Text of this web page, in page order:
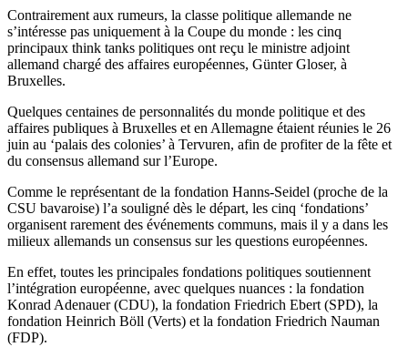
Contrairement aux rumeurs, la classe politique allemande ne
s’intéresse pas uniquement à la Coupe du monde : les cinq
principaux think tanks politiques ont reçu le ministre adjoint
allemand chargé des affaires européennes, Günter Gloser, à
Bruxelles.
Quelques centaines de personnalités du monde politique et des
affaires publiques à Bruxelles et en Allemagne étaient réunies le 26
juin au ‘palais des colonies’ à Tervuren, afin de profiter de la fête et
du consensus allemand sur l’Europe.
Comme le représentant de la fondation Hanns-Seidel (proche de la
CSU bavaroise) l’a souligné dès le départ, les cinq ‘fondations’
organisent rarement des événements communs, mais il y a dans les
milieux allemands un consensus sur les questions européennes.
En effet, toutes les principales fondations politiques soutiennent
l’intégration européenne, avec quelques nuances : la fondation
Konrad Adenauer (CDU), la fondation Friedrich Ebert (SPD), la
fondation Heinrich Böll (Verts) et la fondation Friedrich Nauman
(FDP).